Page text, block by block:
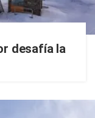
desafía la